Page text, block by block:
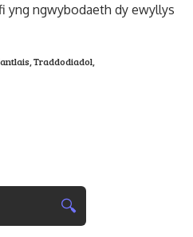
yng ngwybodaeth dy ewyllys
Traddodiadol